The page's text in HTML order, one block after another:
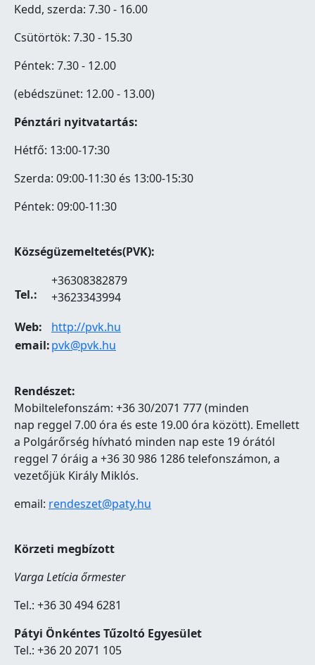
Kedd, szerda: 7.30 - 16.00
Csütörtök: 7.30 - 15.30
Péntek: 7.30 - 12.00
(ebédszünet: 12.00 - 13.00)
Pénztári nyitvatartás:
Hétfő: 13:00-17:30
Szerda: 09:00-11:30 és 13:00-15:30
Péntek: 09:00-11:30
Községüzemeltetés(PVK):
Tel.:
+36308382879
+3623343994
Web:
http://pvk.hu
email:pvk@pvk.hu
Rendészet:
Mobiltelefonszám: +36 30/2071 777 (minden
nap reggel 7.00 óra és este 19.00 óra között). Emellett
a Polgárőrség hívható minden nap este 19 órától
reggel 7 óráig a +36 30 986 1286 telefonszámon, a
vezetőjük Király Miklós.
email: rendeszet@paty.hu
Körzeti megbízott
Varga Letícia őrmester
Tel.: +36 30 494 6281
Pátyi Önkéntes Tűzoltó Egyesület
Tel.: +36 20 2071 105